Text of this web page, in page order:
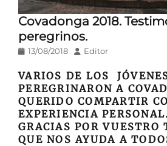
Covadonga 2018.
peregrinos.
Publicado
13/08/2018 AutorEditor
VARIOS DE LOS
PEREGRINARON A
QUERIDO COMPARTIR
EXPERIENCIA
GRACIAS POR VUESTRO
QUE NOS AYUDA A